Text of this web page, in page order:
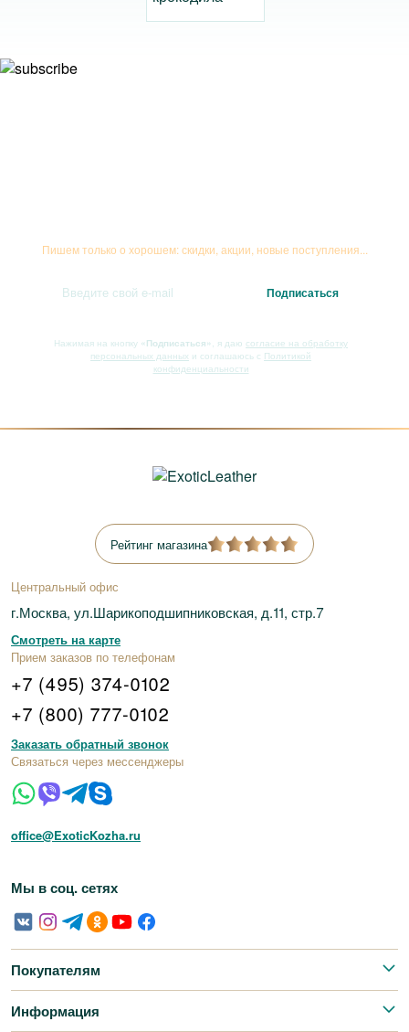
Пишем только о хорошем: скидки, акции, новые поступления...
Нажимая на кнопку «Подписаться» , я даю согласие на обработку
персональных данных и соглашаюсь с Политикой
конфиденциальности
Рейтинг магазина
Центральный офис
г.Москва, ул.Шарикоподшипниковская, д.11, стр.7
Смотреть на карте
Прием заказов по телефонам
+7 (495) 374-0102
+7 (800) 777-0102
Заказать обратный звонок
Связаться через мессенджеры
office@ExoticKozha.ru
Мы в соц. сетях
Покупателям
Информация